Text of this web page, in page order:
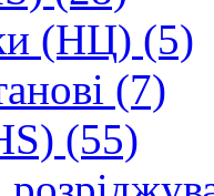
(НЦ) (5)
(7)
(55)